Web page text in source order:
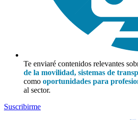
Te enviaré contenidos relevantes
de la movilidad, sistemas de
como oportunidades para
al sector.
Suscribirme